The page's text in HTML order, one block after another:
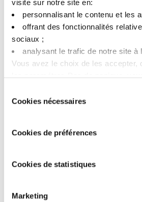
visite sur notre site en:​
personnalisant le contenu et les
offrant des fonctionnalités
sociaux ; ​
analysant le trafic de notre site à
Vous avez le choix de les accepter,
les paramétrer.​ Pas de panique,
cookies.​ ​ ​
duCookies nécessaires
Cookies de préférences
Cookies de statistiques
Marketing